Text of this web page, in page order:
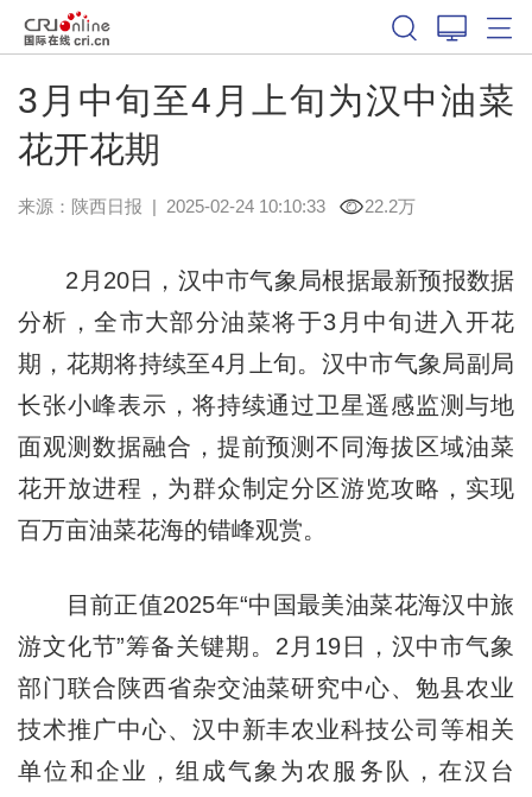
3月中旬至4月上旬为汉中油菜
花开花期
来源： 陕西日报 | 2025-02-24 10:10:33 22.2万
2月20日，汉中市气象局根据最新预报数据
分析，全市大部分油菜将于3月中旬进入开花
期，花期将持续至4月上旬。汉中市气象局副局
长张小峰表示，将持续通过卫星遥感监测与地
面观测数据融合，提前预测不同海拔区域油菜
花开放进程，为群众制定分区游览攻略，实现
百万亩油菜花海的错峰观赏。
目前正值2025年“中国最美油菜花海汉中旅
游文化节”筹备关键期。2月19日，汉中市气象
部门联合陕西省杂交油菜研究中心、勉县农业
技术推广中心、汉中新丰农业科技公司等相关
单位和企业，组成气象为农服务队，在汉台